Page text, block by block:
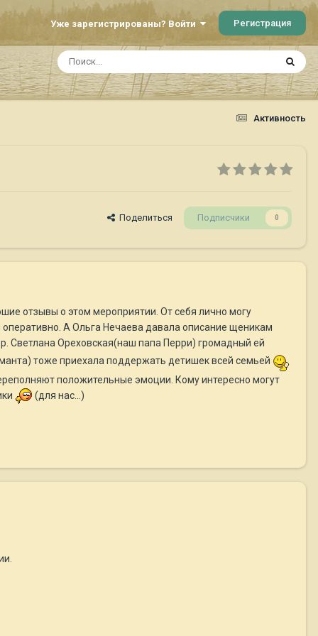
Уже зарегистрированы? Войти Регистрация
Активность
Поделиться Подписчики 0
отзывы о этом мероприятии. От себя лично могу
А Ольга Нечаева давала описание щеникам
Светлана Ореховская(наш папа Перри) громадный ей
тоже приехала поддержать детишек всей семьей
положительные эмоции. Кому интересно могут
(для нас...)